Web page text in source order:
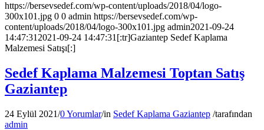
https://bersevsedef.com/wp-content/uploads/2018/04/logo-
300x101.jpg 0 0 admin https://bersevsedef.com/wp-
content/uploads/2018/04/logo-300x101.jpg admin2021-09-24
14:47:31 2021-09-24 14:47:31 [:tr]Gaziantep Sedef Kaplama
Malzemesi Satışı[:]
Sedef Kaplama Malzemesi Toptan Satış
Gaziantep
24 Eylül 2021/0 Yorumlar/in Sedef Kaplama Gaziantep /tarafından
admin